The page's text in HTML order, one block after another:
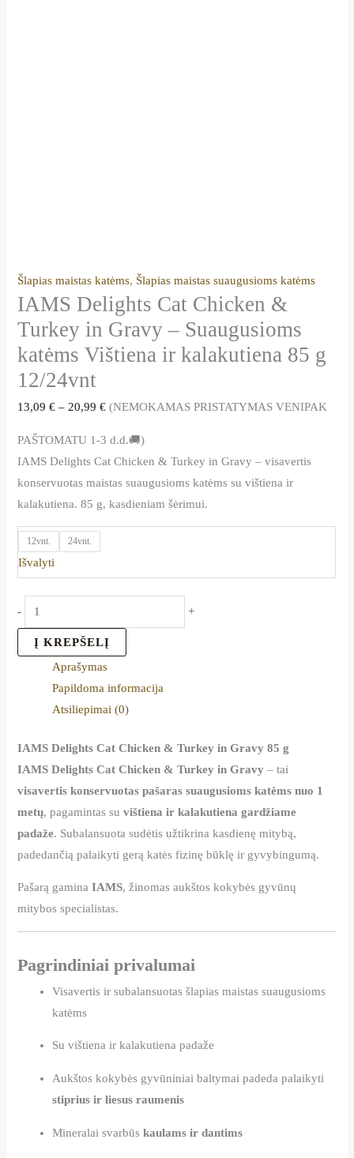
Šlapias maistas katėms, Šlapias maistas suaugusioms katėms
IAMS Delights Cat Chicken &
Turkey in Gravy – Suaugusioms
katėms Vištiena ir kalakutiena 85 g
12/24vnt
13,09€ – 20,99€ (NEMOKAMAS PRISTATYMAS VENIPAK
PAŠTOMATU 1-3 d.d.🚚)
IAMS Delights Cat Chicken & Turkey in Gravy – visavertis
konservuotas maistas suaugusioms katėms su vištiena ir
kalakutiena. 85 g, kasdieniam šėrimui.
12vnt. 24vnt.
Išvalyti
- +
Į KREPŠELĮ
Aprašymas
Papildoma informacija
Atsiliepimai (0)
IAMS Delights Cat Chicken & Turkey in Gravy 85 g
IAMS Delights Cat Chicken & Turkey in Gravy – tai
visavertis konservuotas pašaras suaugusioms katėms nuo 1
metų, pagamintas suvištiena ir kalakutiena gardžiame
padaže. Subalansuota sudėtis užtikrina kasdienę mitybą,
padedančią palaikyti gerą katės fizinę būklę ir gyvybingumą.
Pašarą gaminaIAMS, žinomas aukštos kokybės gyvūnų
mitybos specialistas.
Pagrindiniai privalumai
Visavertis ir subalansuotas šlapias maistas suaugusioms
katėms
Su vištiena ir kalakutiena padaže
Aukštos kokybės gyvūniniai baltymai padeda palaikyti
stiprius ir liesus raumenis
Mineralai svarbūskaulams ir dantims